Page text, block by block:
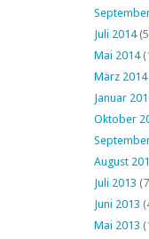
Juli 2014
Mai 2014
März 2014
Januar
Oktober
August
Juli 2013
Juni 2013
Mai 2013